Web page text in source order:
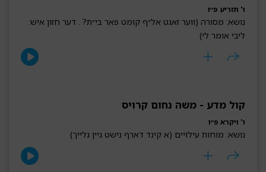
ו' תזריע פ״ו
נושא: מסורה (ווער זאגט אל״ף קומט פאר בי״ת? . דער חזון איש:
ליבי אומר לי)
קול מדע - משה נחום קרויס
ו' ויקרא פ״ו
נושא: מוחות עילויים (א קינד דארף נישט גיין גלייך)